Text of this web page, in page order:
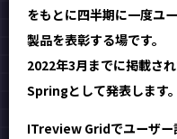
をもとに四半期に一度ユ
製品を表彰する場です。
2022年3月までに掲載さ
Springとして発表します。
ITreview Gridでユーザー